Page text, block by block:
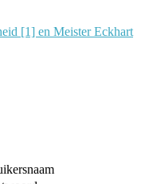
[1] en Meister Eckhart